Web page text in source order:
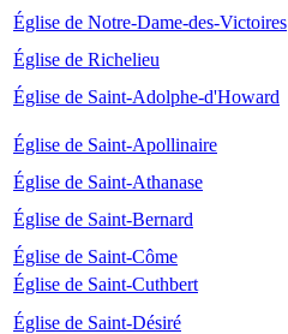
Église de Notre-Dame-des-Victoires
Église de Richelieu
Église de Saint-Adolphe-d'Howard
Église de Saint-Apollinaire
Église de Saint-Athanase
Église de Saint-Bernard
Église de Saint-Côme
Église de Saint-Cuthbert
Église de Saint-Désiré